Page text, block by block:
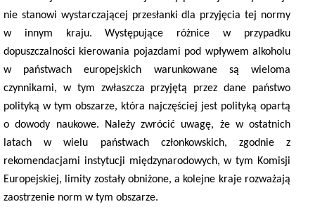
nie stanowi wystarczającej przesłanki dla przyjęcia tej normy
w innym kraju. Występujące różnice w przypadku
dopuszczalności kierowania pojazdami pod wpływem alkoholu
w państwach europejskich warunkowane są wieloma
czynnikami, w tym zwłaszcza przyjętą przez dane państwo
polityką w tym obszarze, która najczęściej jest polityką opartą
o dowody naukowe. Należy zwrócić uwagę, że w ostatnich
latach w wielu państwach członkowskich, zgodnie z
rekomendacjami instytucji międzynarodowych, w tym Komisji
Europejskiej, limity zostały obniżone, a kolejne kraje rozważają
zaostrzenie norm w tym obszarze.